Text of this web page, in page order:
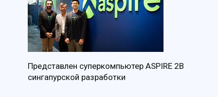
Представлен суперкомпьютер ASPIRE 2B
сингапурской разработки